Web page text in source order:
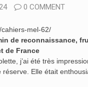
0 COMMENT
mel-62/
de reconnaissance,
de France
j’ai été très
Elle était